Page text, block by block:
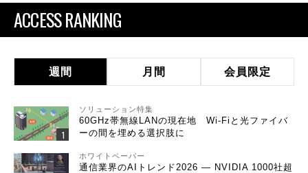
ACCESS RANKING
週間 月間 会員限定
ソリューション特集
60GHz帯無線LANの現在地 Wi-Fiと光ファイバ
ーの間を埋める選択肢に
ホワイトペーパー
通信業界のAIトレンド2026 ― NVIDIA 1000社超